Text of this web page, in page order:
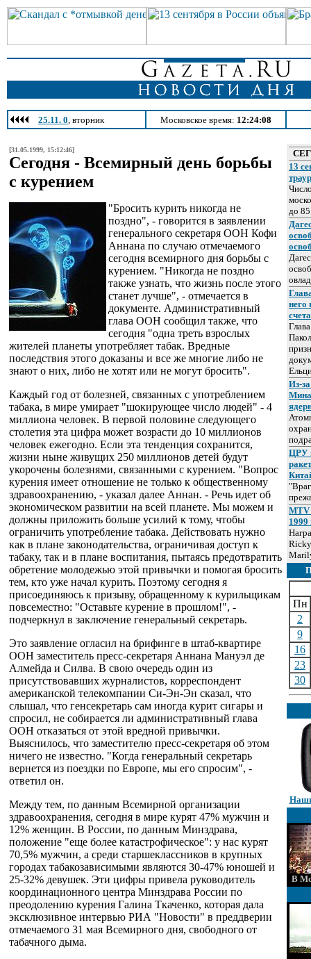
25.11. 0, вторник Московское время: 12:24:08
[31.05.1999, 15:12:46]
Сегодня - Всемирный день борьбы
с курением
"Бросить курить никогда не
поздно", - говорится в заявлении
генерального секретаря ООН Кофи
Аннана по случаю отмечаемого
сегодня всемирного дня борьбы с
курением. "Никогда не поздно
также узнать, что жизнь после этого
станет лучше", - отмечается в
документе. Административный
глава ООН сообщил также, что
сегодня "одна треть взрослых
жителей планеты употребляет табак. Вредные
последствия этого доказаны и все же многие либо не
знают о них, либо не хотят или не могут бросить".
Каждый год от болезней, связанных с употреблением
табака, в мире умирает "шокирующее число людей" - 4
миллиона человек. В первой половине следующего
столетия эта цифра может возрасти до 10 миллионов
человек ежегодно. Если эта тенденция сохранится,
жизни ныне живущих 250 миллионов детей будут
укорочены болезнями, связанными с курением. "Вопрос
курения имеет отношение не только к общественному
здравоохранению, - указал далее Аннан. - Речь идет об
экономическом развитии на всей планете. Мы можем и
должны приложить больше усилий к тому, чтобы
ограничить употребление табака. Действовать нужно
как в плане законодательства, ограничивая доступ к
табаку, так и в плане воспитания, пытаясь предотвратить
обретение молодежью этой привычки и помогая бросить
тем, кто уже начал курить. Поэтому сегодня я
присоединяюсь к призыву, обращенному к курильщикам
повсеместно: "Оставьте курение в прошлом!", -
подчеркнул в заключение генеральный секретарь.
Это заявление огласил на брифинге в штаб-квартире
ООН заместитель пресс-секретаря Аннана Мануэл де
Алмейда и Силва. В свою очередь один из
присутствовавших журналистов, корреспондент
американской телекомпании Си-Эн-Эн сказал, что
слышал, что генсекретарь сам иногда курит сигары и
спросил, не собирается ли административный глава
ООН отказаться от этой вредной привычки.
Выяснилось, что заместителю пресс-секретаря об этом
ничего не известно. "Когда генеральный секретарь
вернется из поездки по Европе, мы его спросим", -
ответил он.
Между тем, по данным Всемирной организации
здравоохранения, сегодня в мире курят 47% мужчин и
12% женщин. В России, по данным Минздрава,
положение "еще более катастрофическое": у нас курят
70,5% мужчин, а среди старшеклассников в крупных
городах табакозависимыми являются 30-47% юношей и
25-32% девушек. Эти цифры привела руководитель
координационного центра Минздрава России по
преодолению курения Галина Ткаченко, которая дала
эксклюзивное интервью РИА "Новости" в преддверии
отмечаемого 31 мая Всемирного дня, свободного от
табачного дыма.
13
до 85
него
Из-
ЦРУ
MTV
1999
Пн
2
9
16
23
30
В